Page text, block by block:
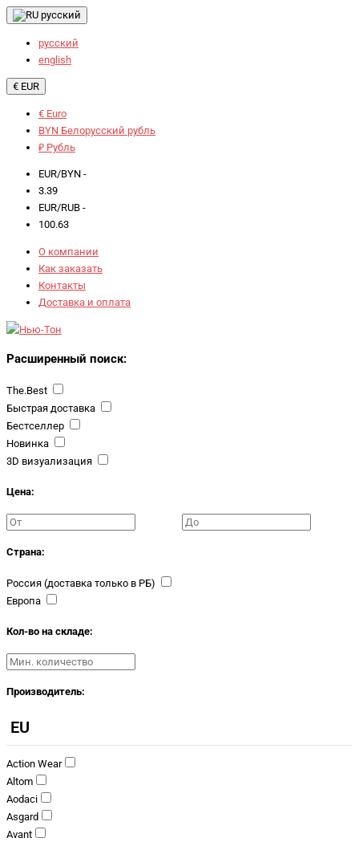
русский
русский
english
€ EUR
€ Euro
BYN Белорусский рубль
₽ Рубль
EUR/BYN -
3.39
EUR/RUB -
100.63
О компании
Как заказать
Контакты
Доставка и оплата
Расширенный поиск:
The.Best
Быстрая доставка
Бестселлер
Новинка
3D визуализация
Цена:
Страна:
Россия (доставка только в РБ)
Европа
Кол-во на складе:
Производитель:
EU
Action Wear
Altom
Aodaci
Asgard
Avant